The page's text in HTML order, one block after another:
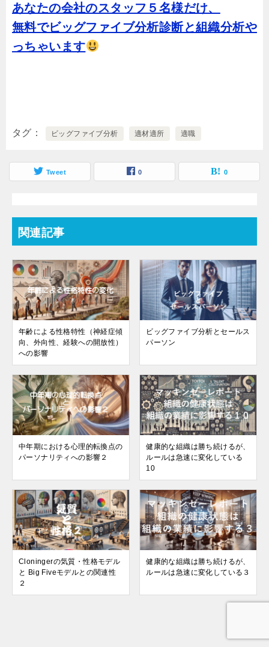
あなたの会社のスタッフ５名様だけ、
無料でビッグファイブ分析診断と組織分析や
っちゃいます
タグ ビッグファイブ分析 適材適所 適職
Tweet 0 0
関連記事
年齢による性格特性（神経症傾
向、外向性、経験への開放性）
への影響
ビッグファイブ分析とセールス
パーソン
中年期における心理的転換点の
パーソナリティへの影響２
健康的な組織は勝ち続けるが、
ルールは急速に変化している
10
Cloningerの気質・性格モデル
と Big Fiveモデルとの関連性
２
健康的な組織は勝ち続けるが、
ルールは急速に変化している３